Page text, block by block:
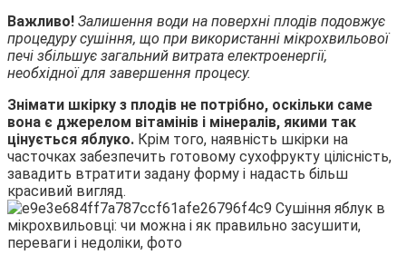
Важливо! Залишення води на поверхні плодів подовжує
процедуру сушіння, що при використанні мікрохвильової
печі збільшує загальний витрата електроенергії,
необхідної для завершення процесу.
Знімати шкірку з плодів не потрібно, оскільки саме
вона є джерелом вітамінів і мінералів, якими так
цінується яблуко. Крім того, наявність шкірки на
часточках забезпечить готовому сухофрукту цілісність,
завадить втратити задану форму і надасть більш
красивий вигляд.